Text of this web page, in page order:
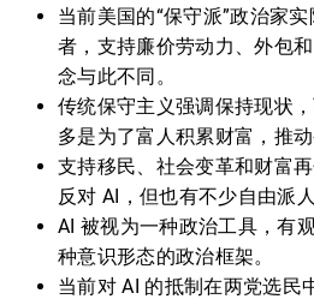
当前美国的“保守派”政治家
者，支持廉价劳动力、外包
念与此不同。
传统保守主义强调保持现状
多是为了富人积累财富，推
支持移民、社会变革和财富
反对 AI，但也有不少自由派
AI 被视为一种政治工具，有
种意识形态的政治框架。
当前对 AI 的抵制在两党选民